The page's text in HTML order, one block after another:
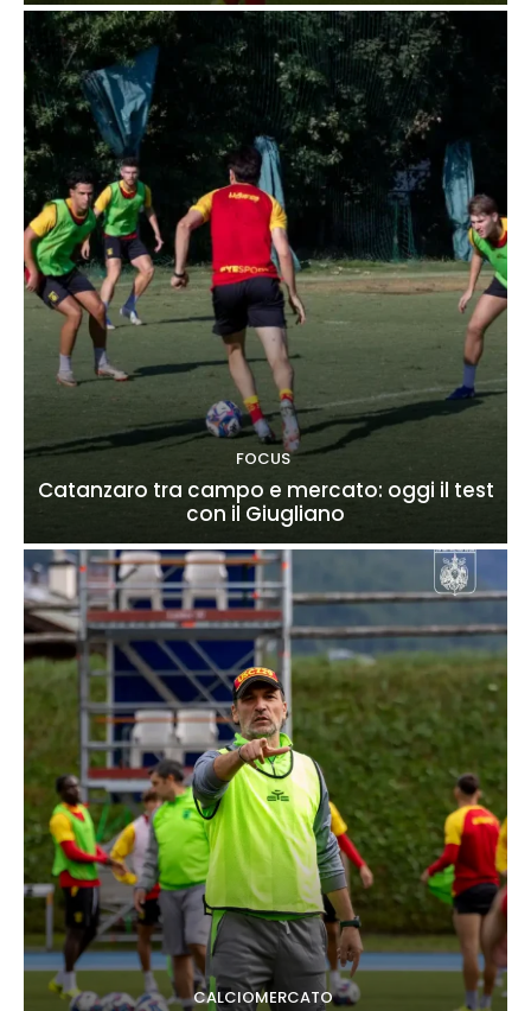
FOCUS
Catanzaro tra campo e mercato: oggi il test
con il Giugliano
CALCIOMERCATO